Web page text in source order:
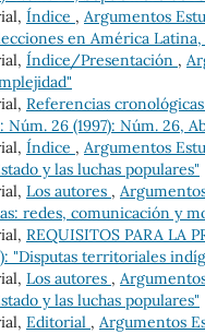
Índice , Argumentos
en América
Índice/Presentación ,
Referencias
Núm. 26 (1997): Núm. 26,
Índice , Argumentos
y las luchas populares"
Los autores ,
redes, comunicación y
REQUISITOS PARA LA
"Disputas territoriales
Los autores ,
y las luchas populares"
Editorial , Argumentos